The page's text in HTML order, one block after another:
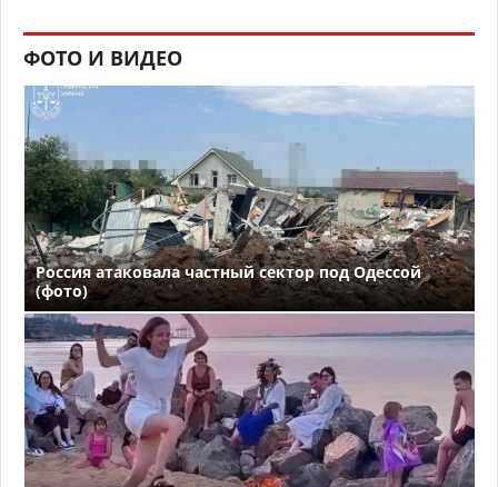
ФОТО И ВИДЕО
Россия атаковала частный сектор под Одессой
(фото)